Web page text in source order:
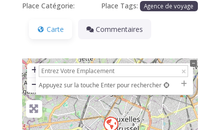
Place Catégorie: Place Tags: Agence de voyage
Carte Commentaires
+
− Appuyez sur la touche Enter pour rechercher